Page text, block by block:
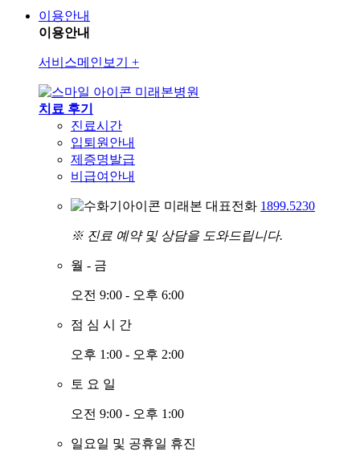
이용안내
이용안내
서비스메인보기 +
미래본병원
치료 후기
진료시간
입퇴원안내
제증명발급
비급여안내
미래본 대표전화 1899.5230
※ 진료 예약 및 상담을 도와드립니다.
월 - 금
오전 9:00 - 오후 6:00
점 심 시 간
오후 1:00 - 오후 2:00
토 요 일
오전 9:00 - 오후 1:00
일요일 및 공휴일 휴진